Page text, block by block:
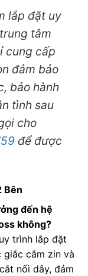
lắp đặt uy
tâm
cung cấp
đảm bảo
bảo hành
tình sau
cho
để được
Bên
đến hệ
không?
trình lắp đặt
giắc cắm zin và
nối dây, đảm